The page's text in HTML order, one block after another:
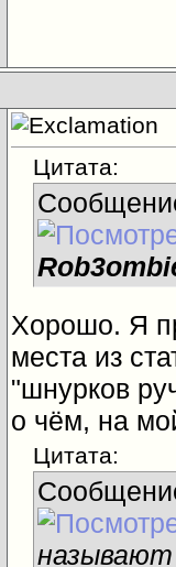
Цитата:
Хорошо. Я
места из
"шнурков
о чём, на
Цитата: